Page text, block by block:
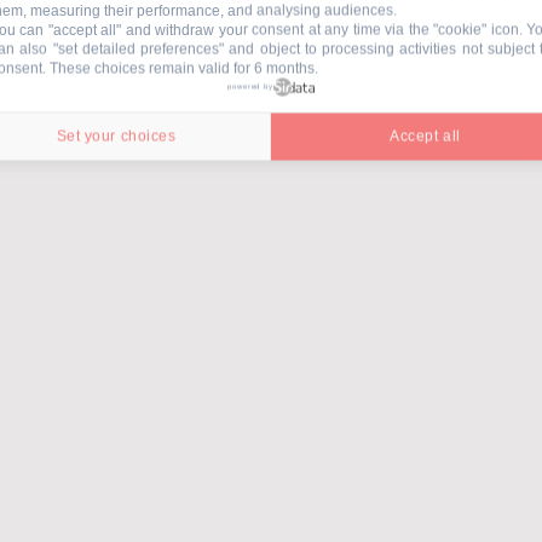
measuring their performance, and analysing audiences.
can "accept all" and withdraw your consent at any time via the "cookie" icon.
also "set detailed preferences" and object to processing activities not subject
These choices remain valid for 6 months.
powered by
Set your choices Accept all